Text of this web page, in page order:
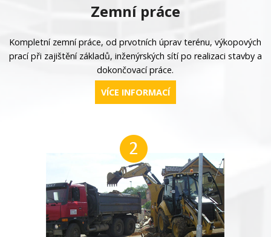
Zemní práce
Kompletní zemní práce, od prvotních úprav terénu, výkopových
prací při zajištění základů, inženýrských sítí po realizaci stavby a
dokončovací práce.
VÍCE INFORMACÍ